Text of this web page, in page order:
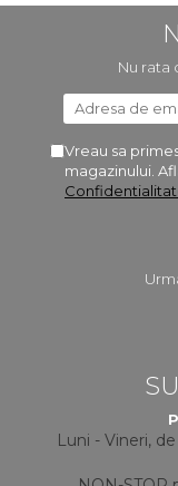
Nu rata
Vreau sa
magazinului.
Luni - Vineri,